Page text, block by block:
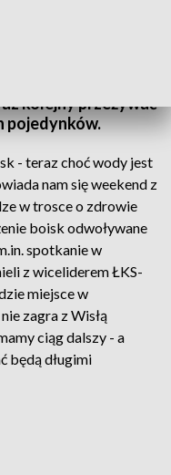
kolejny przeżywać
pojedynków.
- teraz choć wody jest
nam się weekend z
w trosce o zdrowie
boisk odwoływane
spotkanie w
z wiceliderem ŁKS-
miejsce w
zagra z Wisłą
ciąg dalszy - a
będą długimi